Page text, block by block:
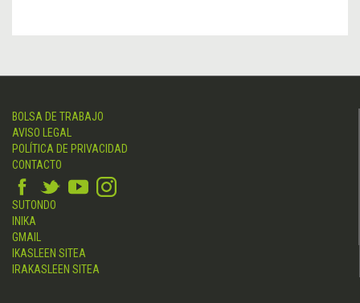
BOLSA DE TRABAJO
AVISO LEGAL
POLÍTICA DE PRIVACIDAD
CONTACTO
SUTONDO
INIKA
GMAIL
IKASLEEN SITEA
IRAKASLEEN SITEA